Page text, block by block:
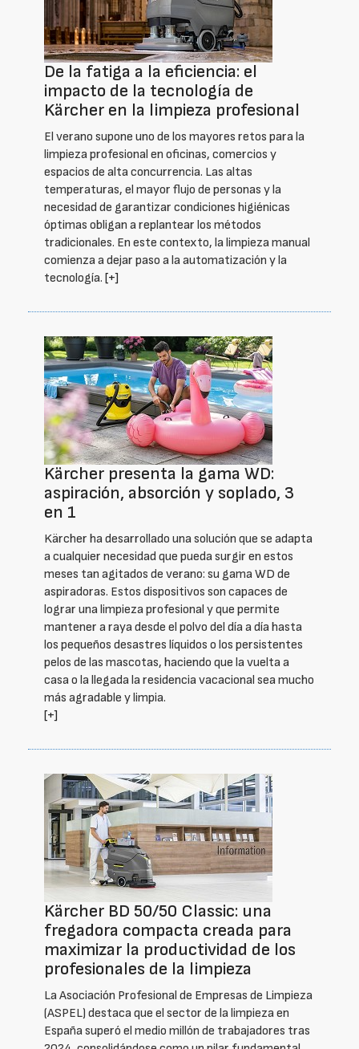
De la fatiga a la eficiencia: el
impacto de la tecnología de
Kärcher en la limpieza profesional
El verano supone uno de los mayores retos para la
limpieza profesional en oficinas, comercios y
espacios de alta concurrencia. Las altas
temperaturas, el mayor flujo de personas y la
necesidad de garantizar condiciones higiénicas
óptimas obligan a replantear los métodos
tradicionales. En este contexto, la limpieza manual
comienza a dejar paso a la automatización y la
tecnología. [+]
Kärcher presenta la gama WD:
aspiración, absorción y soplado, 3
en 1
Kärcher ha desarrollado una solución que se adapta
a cualquier necesidad que pueda surgir en estos
meses tan agitados de verano: su gama WD de
aspiradoras. Estos dispositivos son capaces de
lograr una limpieza profesional y que permite
mantener a raya desde el polvo del día a día hasta
los pequeños desastres líquidos o los persistentes
pelos de las mascotas, haciendo que la vuelta a
casa o la llegada la residencia vacacional sea mucho
más agradable y limpia.
[+]
Kärcher BD 50/50 Classic: una
fregadora compacta creada para
maximizar la productividad de los
profesionales de la limpieza
La Asociación Profesional de Empresas de Limpieza
(ASPEL) destaca que el sector de la limpieza en
España superó el medio millón de trabajadores tras